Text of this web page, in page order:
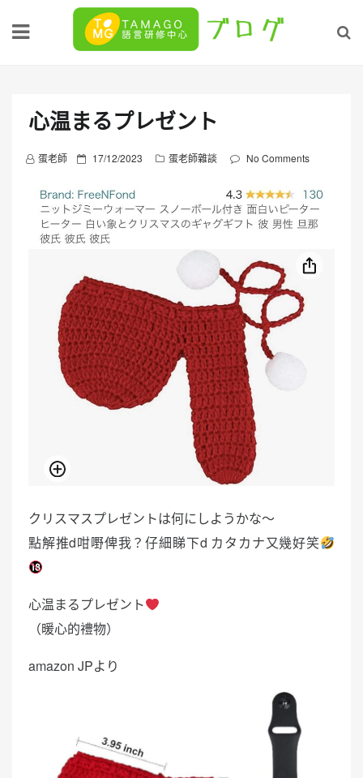
心温まるプレゼント
蛋老師
P
s
t
e
o
n
17/12/2023 蛋老師雜談 No Comments
クリスマスプレゼントは何にしようかな〜
點解推d咁嘢俾我？仔細睇下d カタカナ又幾好笑
心温まるプレゼント
（暖心的禮物）
amazon JPより